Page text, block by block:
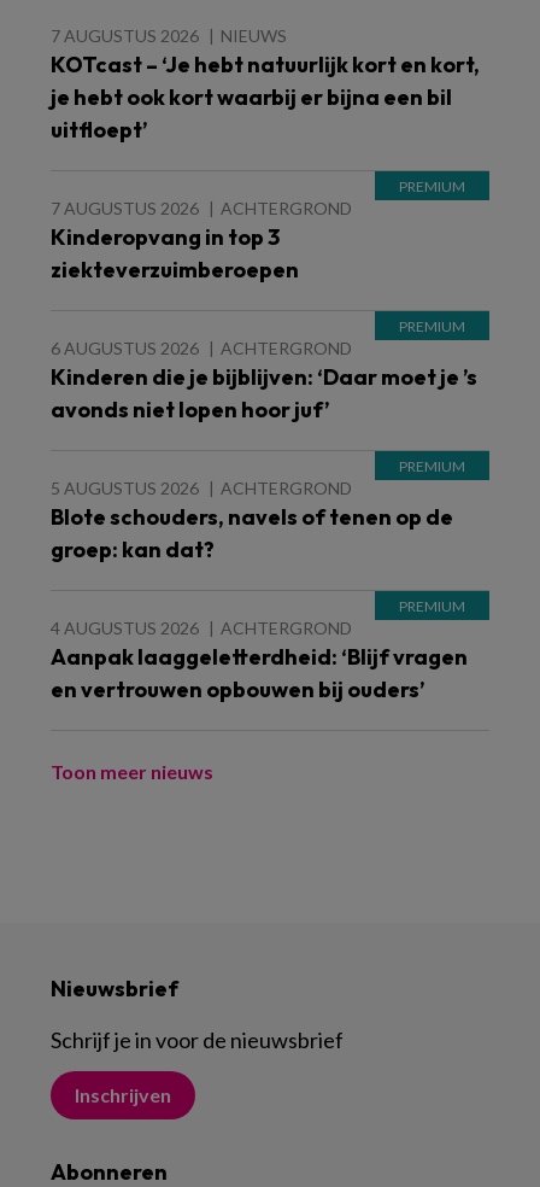
7 AUGUSTUS 2026 NIEUWS
KOTcast – ‘Je hebt natuurlijk kort en kort,
je hebt ook kort waarbij er bijna een bil
uitfloept’
7 AUGUSTUS 2026 ACHTERGROND
Kinderopvang in top 3
ziekteverzuimberoepen
6 AUGUSTUS 2026 ACHTERGROND
Kinderen die je bijblijven: ‘Daar moet je ’s
avonds niet lopen hoor juf’
5 AUGUSTUS 2026 ACHTERGROND
Blote schouders, navels of tenen op de
groep: kan dat?
4 AUGUSTUS 2026 ACHTERGROND
Aanpak laaggeletterdheid: ‘Blijf vragen
en vertrouwen opbouwen bij ouders’
Toon meer nieuws
Nieuwsbrief
Schrijf je in voor de nieuwsbrief
Inschrijven
Abonneren